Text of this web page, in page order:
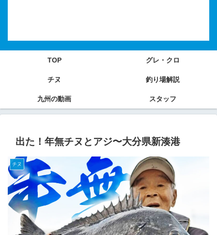
TOP グレ・クロ
チヌ 釣り場解説
九州の動画 スタッフ
出た！年無チヌとアジ〜大分県新湊港
チヌ